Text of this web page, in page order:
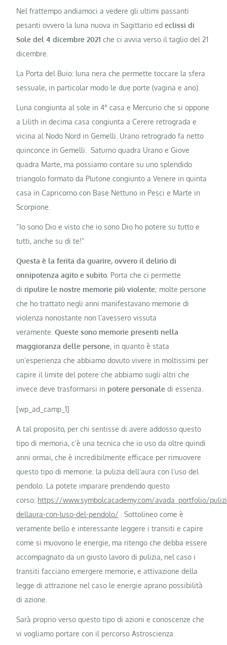
Nel frattempo andiamoci a vedere gli ultimi passanti
pesanti ovvero la luna nuova in Sagittario edeclissi di
Sole del 4 dicembre 2021 che ci avvia verso il taglio del 21
dicembre.
La Porta del Buio: luna nera che permette toccare la sfera
sessuale, in particolar modo le due porte (vagina e ano).
Luna congiunta al sole in 4° casa e Mercurio che si oppone
a Lilith in decima casa congiunta a Cerere retrograda e
vicina al Nodo Nord in Gemelli. Urano retrogrado fa netto
quinconce in Gemelli. Saturno quadra Urano e Giove
quadra Marte, ma possiamo contare su uno splendido
triangolo formato da Plutone congiunto a Venere in quinta
casa in Capricorno con Base Nettuno in Pesci e Marte in
Scorpione.
“Io sono Dio e visto che io sono Dio ho potere su tutto e
tutti, anche su di te!”
Questa è la ferita da guarire, ovvero il delirio di
onnipotenza agito e subito. Porta che ci permette
di ripulire le nostre memorie più violente; molte persone
che ho trattato negli anni manifestavano memorie di
violenza nonostante non l’avessero vissuta
veramente.Queste sono memorie presenti nella
maggioranza delle persone, in quanto è stata
un’esperienza che abbiamo dovuto vivere in moltissimi per
capire il limite del potere che abbiamo sugli altri che
invece deve trasformarsi in potere personale di essenza.
[wp_ad_camp_1]
A tal proposito, per chi sentisse di avere addosso questo
tipo di memoria, c’è una tecnica che io uso da oltre quindi
anni ormai, che è incredibilmente efficace per rimuovere
questo tipo di memorie: la pulizia dell’aura con l’uso del
pendolo. La potete imparare prendendo questo
corso: https://www.symbolcacademy.com/avada_portfolio/
dellaura-con-luso-del-pendolo/ . Sottolineo come è
veramente bello e interessante leggere i transiti e capire
come si muovono le energie, ma ritengo che debba essere
accompagnato da un giusto lavoro di pulizia, nel caso i
transiti facciano emergere memorie, e attivazione della
legge di attrazione nel caso le energie aprano possibilità
di azione.
Sarà proprio verso questo tipo di azioni e conoscenze che
vi vogliamo portare con il percorso Astroscienza.